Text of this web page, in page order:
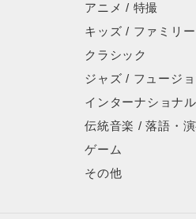
アニメ / 特撮
キッズ / ファミリー
クラシック
ジャズ / フュージ
インターナショナル
伝統音楽 / 落語・
ゲーム
その他